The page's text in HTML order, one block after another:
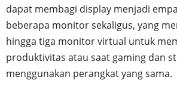
dapat membagi display menjadi
beberapa monitor sekaligus, yang
hingga tiga monitor virtual untuk
produktivitas atau saat gaming dan
menggunakan perangkat yang sama.